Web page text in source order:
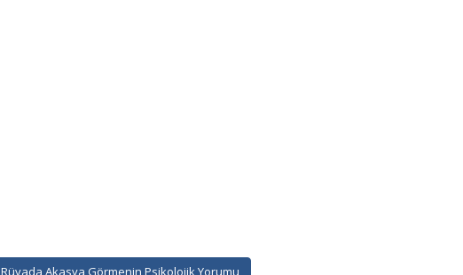
Rüyada Akasya Görmenin Psikolojik Yorumu